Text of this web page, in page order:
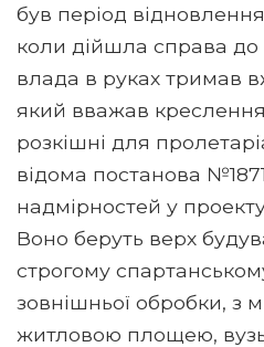
був період
коли дійшла справа до
влада в руках тримав
який вважав креслення
розкішні для
відома постанова
надмірностей у
Воно беруть верх
строгому
зовнішньої обробки, з
житловою площею,